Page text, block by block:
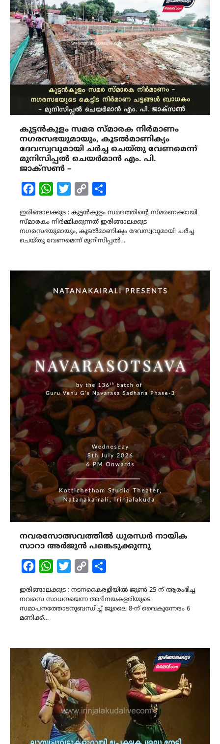
കുട്ടന്‍കുളം സമര സ്മാരക നിർമാണം
നഗരസഭയുമായും, കൂടല്‍മാണിക്യം
ദേവസ്വവുമായി ചര്‍ച്ച ചെയ്തു വേണമെന്ന്
മുനിസിപ്പല്‍ ചെയര്‍മാന്‍ എം. പി.
ജാക്സണ്‍ –
FacebookWhatsAppTwitterCopy
ഇരിങ്ങാലക്കുട : കുട്ടന്‍കുളം സമരത്തിന്‍റെ സ്മരണക്കായി
സ്മാരകം നിര്‍മ്മിക്കുന്നത് ഇരിങ്ങാലക്കുട
നഗരസഭയുമായും, കൂടല്‍മാണിക്യം ദേവസ്വവുമായി ചര്‍ച്ച
ചെയ്തു വേണമെന്ന് മുനിസിപ്പല്‍…
നവരസോത്സവത്തിൽ ധുരന്ധർ നായിക
സാറാ അർജുൻ പങ്കെടുക്കുന്നു
FacebookWhatsAppTwitterCopy
ഇരിങ്ങാലക്കുട : നടനകൈരളിയിൽ ജൂൺ 25-ന് ആരംഭിച്ച
നവരസ സാധനയെന്ന അഭിനയകളരിയുടെ
സമാപനത്തോടനുബന്ധിച്ച് ജൂലൈ 8-ന് വൈകുന്നേരം 6
മണിക്ക്…